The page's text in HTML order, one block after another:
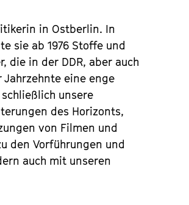
in Ostberlin. In
sie ab 1976 Stoffe und
die in der DDR, aber auch
Jahrzehnte eine enge
unsere
des Horizonts,
von Filmen und
den Vorführungen und
auch mit unseren